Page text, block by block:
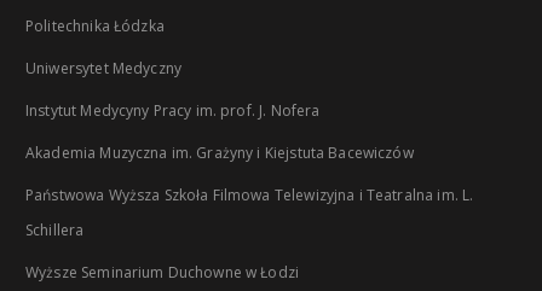
Politechnika Łódzka
Uniwersytet Medyczny
Instytut Medycyny Pracy im. prof. J. Nofera
Akademia Muzyczna im. Grażyny i Kiejstuta Bacewiczów
Państwowa Wyższa Szkoła Filmowa Telewizyjna i Teatralna im. L.
Schillera
Wyższe Seminarium Duchowne w Łodzi